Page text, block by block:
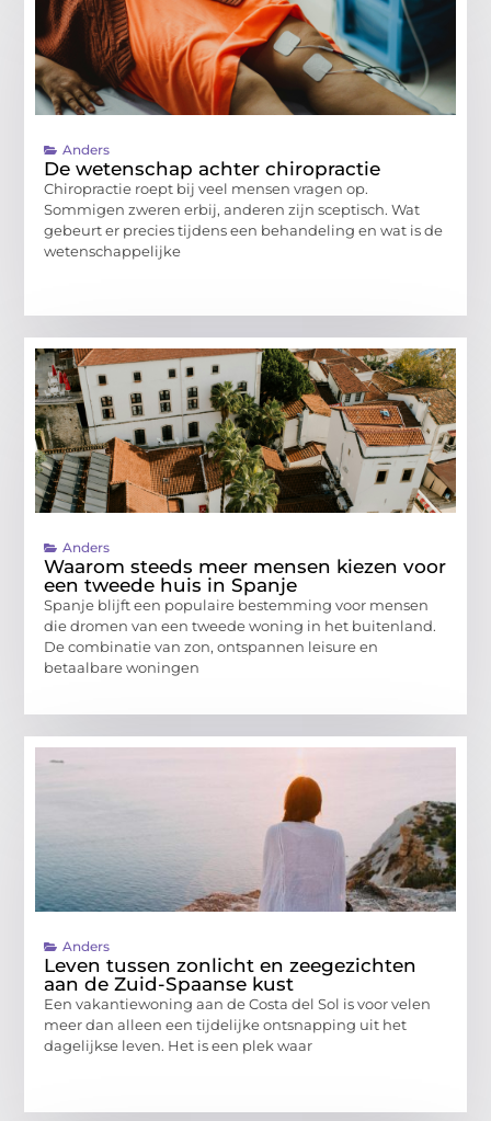
Anders
De wetenschap achter chiropractie
Chiropractie roept bij veel mensen vragen op.
Sommigen zweren erbij, anderen zijn sceptisch. Wat
gebeurt er precies tijdens een behandeling en wat is de
wetenschappelijke
Anders
Waarom steeds meer mensen kiezen voor
een tweede huis in Spanje
Spanje blijft een populaire bestemming voor mensen
die dromen van een tweede woning in het buitenland.
De combinatie van zon, ontspannen leisure en
betaalbare woningen
Anders
Leven tussen zonlicht en zeegezichten
aan de Zuid-Spaanse kust
Een vakantiewoning aan de Costa del Sol is voor velen
meer dan alleen een tijdelijke ontsnapping uit het
dagelijkse leven. Het is een plek waar